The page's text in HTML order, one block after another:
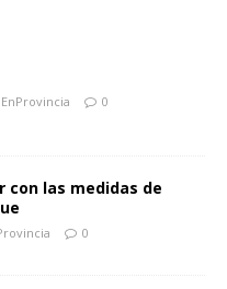
EnProvincia 0
con las medidas de
0